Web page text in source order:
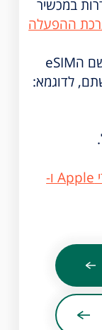
במכשיר
ההפעלה
מומלץ לשנות במסכי ההנחיות את שם הeSIM
לדוגמא:
סרטון הסבר להורדת eSIM למכשירי Apple ו-